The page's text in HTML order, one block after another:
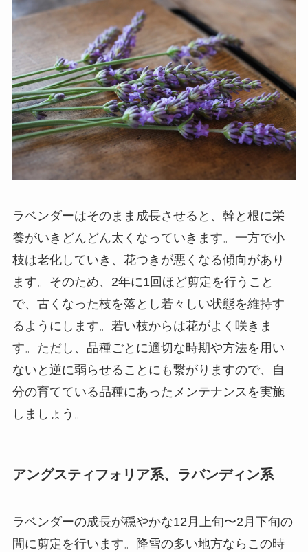
ラベンダーはそのまま成長させると、幹と根に栄
養がいきどんどん太くなっていきます。一方で小
枝は老化していき、花つきが悪くなる傾向があり
ます。そのため、2年に1回ほど剪定を行うこと
で、古くなった枝を落とし若々しい状態を維持す
るようにします。若い枝からは花がよく咲きま
す。ただし、品種ごとに適切な時期や方法を用い
ないと逆に弱らせることにも繋がりますので、自
分の育てている品種にあったメンテナンスを実施
しましょう。
アングスティフォリア系、ラバンディン系
ラベンダーの成長が穏やかな12月上旬〜2月下旬の
間に剪定を行います。降雪の多い地方ならこの時